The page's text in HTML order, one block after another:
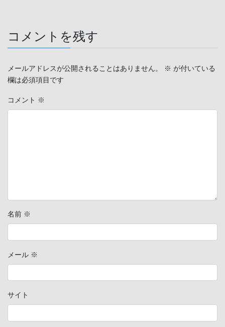
コメントを残す
メールアドレスが公開されることはありません。 ※ が付いている
欄は必須項目です
コメント ※
名前 ※
メール ※
サイト